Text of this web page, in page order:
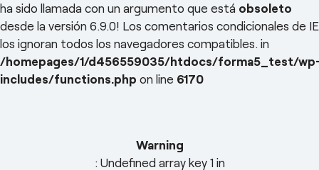
ha sido llamada con un argumento que está obsoleto
desde la versión 6.9.0! Los comentarios condicionales de IE
los ignoran todos los navegadores compatibles. in
/homepages/1/d456559035/htdocs/forma5_test/
includes/functions.php on line 6170
Mesas
Almacenaje
Paneles Separadores
Proyectos
Blog y newsroom
Warning
: Undefined array key 1 in